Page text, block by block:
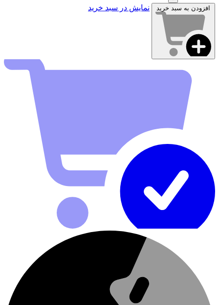
افزودن به سبد خرید نمایش در سبد خرید